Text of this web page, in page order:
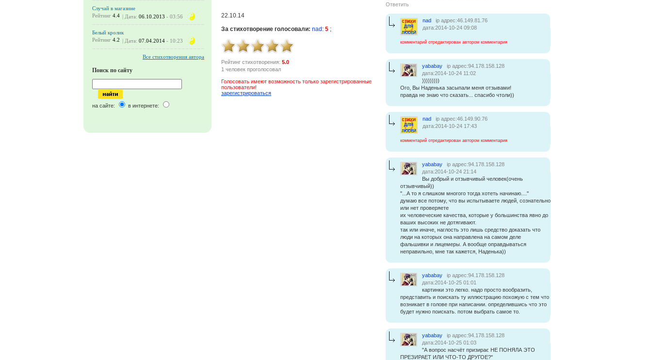
Случай в магазине
Рейтинг 4.4 | Дата: 06.10.2013 - 03:56
Белый кролик
Рейтинг 4.2 | Дата: 07.04.2014 - 10:23
Все стихотворения автора
Поиск по сайту
на сайте: в интернете:
22.10.14
За стихотворение голосовали: nad: 5 ;
Рейтинг стихотворения: 5.0
1 человек проголосовал
Голосовать имеют возможность только зарегистрированные
пользователи!
зарегистрироваться
Ответить
nad
ip адрес:46.149.81.76
дата:2014-10-24 09:08
комментарий отредактирован автором комментария
yababay
ip адрес:94.178.158.128
дата:2014-10-24 11:02
)))))))))
Ого, Вы Наденька засыпали меня отзывами!
правда не знаю что сказать... спасибо чтоли))
nad
ip адрес:46.149.90.76
дата:2014-10-24 17:43
комментарий отредактирован автором комментария
yababay
ip адрес:94.178.158.128
дата:2014-10-24 21:14
Вы добрый и отзывчивый человек(очень
отзывчивый))
"...А то я слишком многого тогда хотеть начинаю...."
думаю все потому, что вы испытываете людей, сознательно
или нет проверяете
их человеческие качества, которые у большинства явно до
ваших высоких не дотягивают.
так или иначе, наглость это лишь средство доказать что
люди на которых она направлена на самом деле
фальшивки и лицемеры. А вообще оправдываться
неправильно, мне так кажется, Наденька))
yababay
ip адрес:94.178.158.128
дата:2014-10-25 01:01
картинки это легко. надо просто вообразить,
представить и поискать ту иллюстрацию похожую с тем что
возникает в голове при написании. определившись что это
будет нужно поискать. потом выбрать самое то.
yababay
ip адрес:94.178.158.128
дата:2014-10-25 01:03
"А вопрос насчёт призирає НЕ ПОНЯЛА ЭТО
ПРЕЗИРАЕТ ИЛИ ЧТО-ТО ДРУГОЕ?"